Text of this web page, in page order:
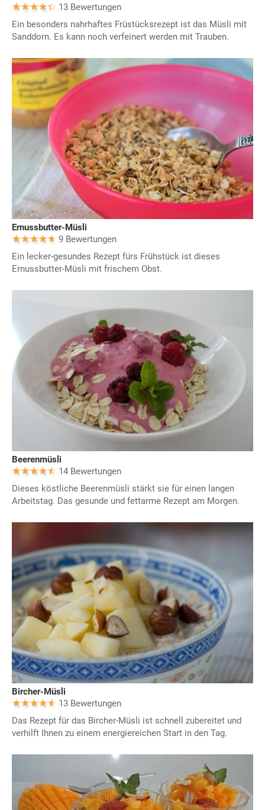
13 Bewertungen
Ein besonders nahrhaftes Früstücksrezept ist das Müsli mit
Sanddorn. Es kann noch verfeinert werden mit Trauben.
Ernussbutter-Müsli
9 Bewertungen
Ein lecker-gesundes Rezept fürs Frühstück ist dieses
Ernussbutter-Müsli mit frischem Obst.
Beerenmüsli
14 Bewertungen
Dieses köstliche Beerenmüsli stärkt sie für einen langen
Arbeitstag. Das gesunde und fettarme Rezept am Morgen.
Bircher-Müsli
13 Bewertungen
Das Rezept für das Bircher-Müsli ist schnell zubereitet und
verhilft Ihnen zu einem energiereichen Start in den Tag.